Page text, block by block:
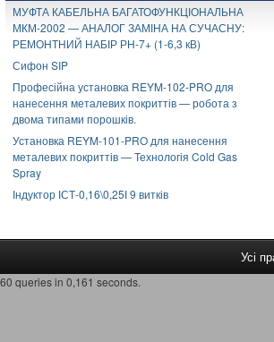
МУФТА КАБЕЛЬНА БАГАТОФУНКЦІОНАЛЬНА
МКМ-2002 — АНАЛОГ ЗАМІНА НА СУЧАСНУ:
РЕМОНТНИЙ НАБІР РН-7+ (1-6,3 кВ)
Сифон SIP
Професійна установка REYM-102-PRO для
нанесення металевих покриттів — робота з
двома типами порошків.
Установка REYM-101-PRO для нанесення
металевих покриттів — Технологія Cold Gas
Spray
Індуктор ІСТ-0,16\0,25І 9 витків
Усі
60 queries in 0,161 seconds.